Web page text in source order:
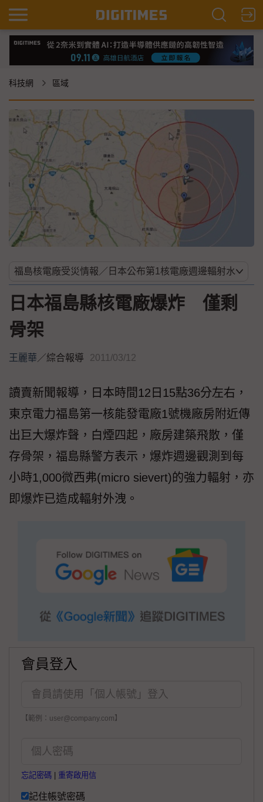
科技網 區域
日本福島縣核電廠爆炸 僅剩
骨架
王麗華 ／綜合報導 2011/03/12
讀賣新聞報導，日本時間12日15點36分左右，
東京電力福島第一核能發電廠1號機廠房附近傳
出巨大爆炸聲，白煙四起，廠房建築飛散，僅
存骨架，福島縣警方表示，爆炸週邊觀測到每
小時1,000微西弗(micro sievert)的強力輻射，亦
即爆炸已造成輻射外洩。
會員登入
【範例：user@company.com】
忘記密碼 重寄啟用信
記住帳號密碼